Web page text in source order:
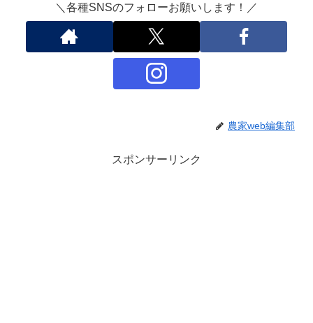
＼各種SNSのフォローお願いします！／
農家web編集部
スポンサーリンク